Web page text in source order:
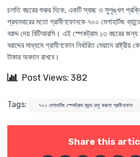
চলতি বছরের শুরুর দিকে, একটি স্বচ্ছ ও সুশৃঙ্খল
প্রথমবারের মতো গ্রামীণফোনকে ৭০০ মেগাহার্টজ
বরাদ্দ দেয় বিটিআরসি। এই স্পেকট্রাম ১৩ বছরের জন্য
বরাদ্দের মাধ্যমে গ্রামীণফোন নির্ধারিত মেয়াদে
টাকার অবদান রাখবে।
Post Views: 382
Tags: ৭০০ মেগাহার্টজ স্পেকট্রাম ব্যান্ড চালু করলো গ্রামীণফোন
Share this